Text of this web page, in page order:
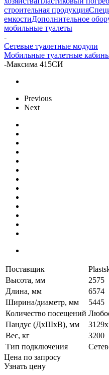
строительная продукция
емкостиДополнительное
мобильные туалеты
-
Сетевые туалетные модули
Мобильные туалетные
-Максима 415СИ
Previous
Next
Поставщик
Высота, мм
2575
Длина, мм
6574
Ширина/диаметр, мм
5445
Количество посещений
Пандус (ДхШхВ), мм
Вес, кг
3200
Тип подключения
Цена по запросу
Узнать цену